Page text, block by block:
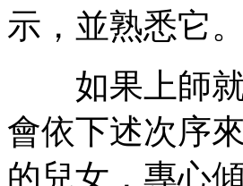
示，並熟悉它。
如果上師就
會依下述次序
的兒女，專心